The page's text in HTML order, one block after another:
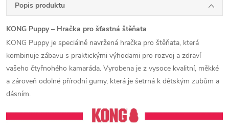
Popis produktu
KONG Puppy – Hračka pro šťastná štěňata
KONG Puppy je speciálně navržená hračka pro štěňata, která
kombinuje zábavu s praktickými výhodami pro rozvoj a zdraví
vašeho čtyřnohého kamaráda. Vyrobena je z vysoce kvalitní, měkké
a zároveň odolné přírodní gumy, která je šetrná k dětským zubům a
dásním.